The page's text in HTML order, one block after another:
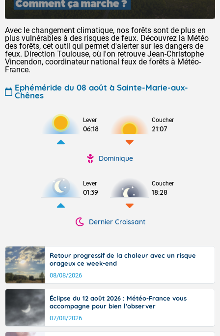
Avec le changement climatique, nos forêts sont de plus en
plus vulnérables à des risques de feux. Découvrez la Météo
des forêts, cet outil qui permet d'alerter sur les dangers de
feux. Direction Toulouse, où l'on retrouve Jean-Christophe
Vincendon, coordinateur national feux de forêts à Météo-
France.
Ephéméride du 08 août à Sainte-Marie-aux-
Chênes
Lever
06:18
Coucher
21:07
Dominique
Lever
01:39
Coucher
18:28
Dernier Croissant
Retour progressif de la chaleur avec un risque
orageux ce week-end
08/08/2026
Éclipse du 12 août 2026 : Météo-France vous
accompagne pour bien l'observer
07/08/2026